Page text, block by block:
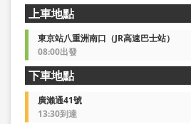
上車地點
東京站八重洲南口（JR高速巴士站）
08:00出發
下車地點
廣瀨通41號
13:30到達